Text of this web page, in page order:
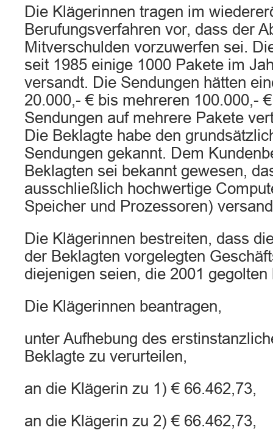
Die Klägerinnen tragen im
Berufungsverfahren vor, dass der
Mitverschulden vorzuwerfen sei.
seit 1985 einige 1000 Pakete im
versandt. Die Sendungen hätten
20.000,- € bis mehreren 100.000,-
Sendungen auf mehrere Pakete
Die Beklagte habe den
Sendungen gekannt. Dem
Beklagten sei bekannt gewesen,
ausschließlich hochwertige
Speicher und Prozessoren)
Die Klägerinnen bestreiten, dass
der Beklagten vorgelegten
diejenigen seien, die 2001 gegolten
Die Klägerinnen beantragen,
unter Aufhebung des
Beklagte zu verurteilen,
an die Klägerin zu 1) € 66.462,73,
an die Klägerin zu 2) € 66.462,73,